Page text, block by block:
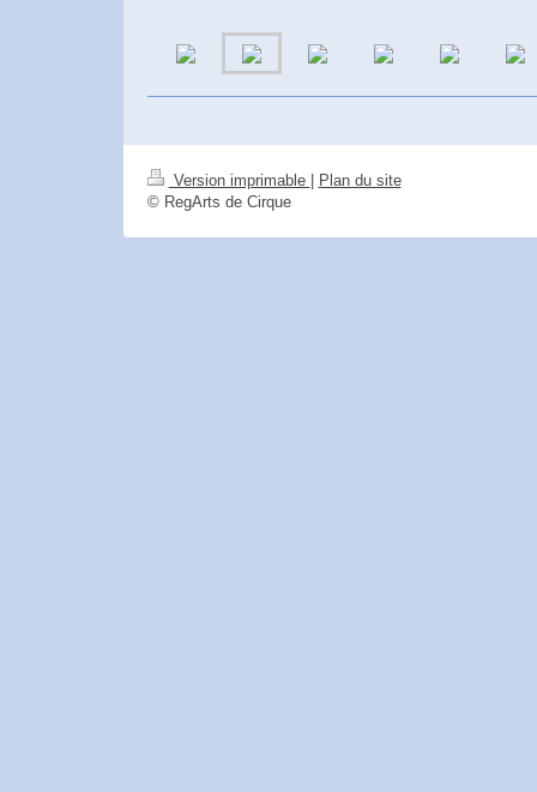
Version imprimable
Plan du site
© RegArts de Cirque